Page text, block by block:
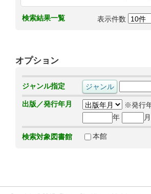
検索結果一覧 表示件数
オプション
ジャンル指定
出版／発行年月
※発行
年
検索対象図書館 本館